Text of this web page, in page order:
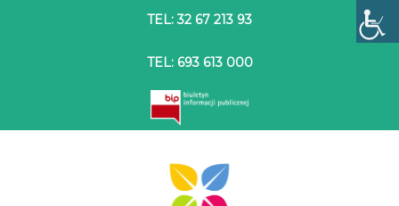
TEL: 32 67 213 93
TEL: 693 613 000